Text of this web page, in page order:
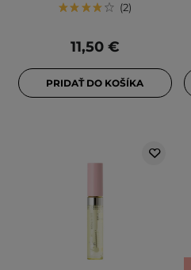
2
11,50 €
PRIDAŤ DO KOŠÍKA